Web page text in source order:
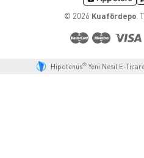
© 2026 Kuafördepo.
Hipotenüs® Yeni Nesil E-